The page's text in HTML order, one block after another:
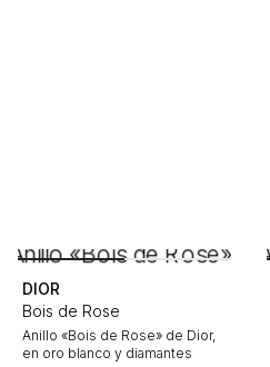
DIOR
Bois de Rose
Anillo «Bois de Rose» de Dior,
en oro blanco y diamantes